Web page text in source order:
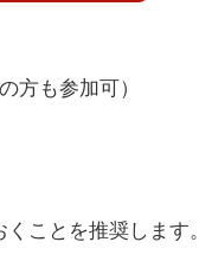
方も参加可）
ことを推奨します。